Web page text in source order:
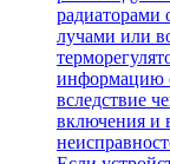
лучами или
информацию
вследствие
включения и